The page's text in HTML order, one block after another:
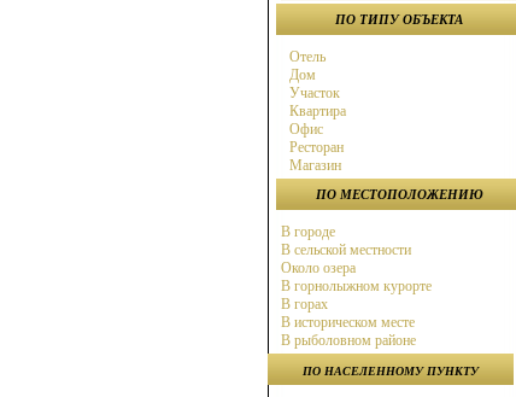
ПО ТИПУ ОБЪЕКТА
Отель
Дом
Участок
Квартира
Офис
Ресторан
Магазин
ПО МЕСТОПОЛОЖЕНИЮ
В городе
В сельской местности
Около озера
В горнолыжном курорте
В горах
В историческом месте
В рыболовном районе
В охотничьем районе
Около города
ПО НАСЕЛЕННОМУ ПУНКТУ